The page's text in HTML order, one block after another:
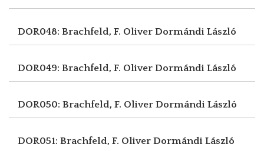
DOR048: Brachfeld, F. Oliver Dormándi László
DOR049: Brachfeld, F. Oliver Dormándi László
DOR050: Brachfeld, F. Oliver Dormándi László
DOR051: Brachfeld, F. Oliver Dormándi László